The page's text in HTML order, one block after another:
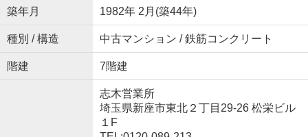
築年月 1982年 2月(築44年)
種別 / 構造 中古マンション / 鉄筋コンクリート
階建 7階建
志木営業所
埼玉県新座市東北２丁目29-26 松栄ビル
１F